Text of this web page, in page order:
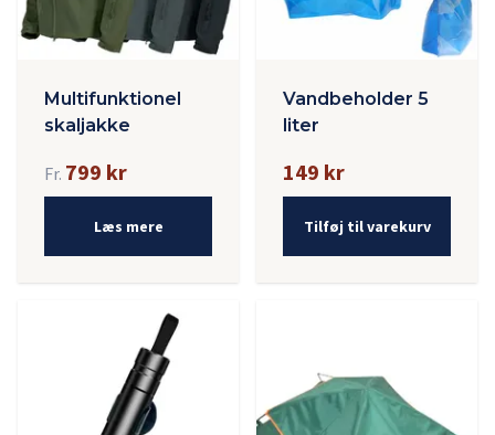
Multifunktionel
skaljakke
Fr. 799 kr
Læs mere
Vandbeholder 5
liter
149 kr
Tilføj til varekurv